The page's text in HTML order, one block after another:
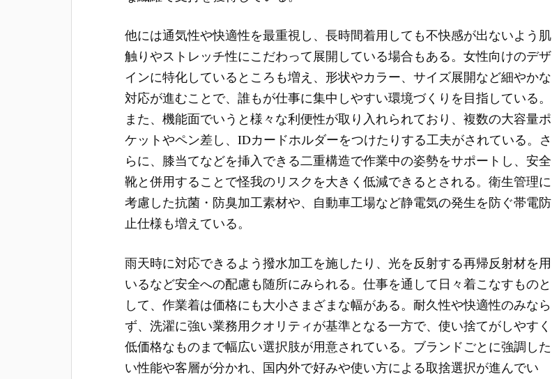
他には通気性や快適性を最重視し、長時間着用しても不快感が出ないよう肌
触りやストレッチ性にこだわって展開している場合もある。女性向けのデザ
インに特化しているところも増え、形状やカラー、サイズ展開など細やかな
対応が進むことで、誰もが仕事に集中しやすい環境づくりを目指している。
また、機能面でいうと様々な利便性が取り入れられており、複数の大容量ポ
ケットやペン差し、IDカードホルダーをつけたりする工夫がされている。さ
らに、膝当てなどを挿入できる二重構造で作業中の姿勢をサポートし、安全
靴と併用することで怪我のリスクを大きく低減できるとされる。衛生管理に
考慮した抗菌・防臭加工素材や、自動車工場など静電気の発生を防ぐ帯電防
止仕様も増えている。
雨天時に対応できるよう撥水加工を施したり、光を反射する再帰反射材を用
いるなど安全への配慮も随所にみられる。仕事を通して日々着こなすものと
して、作業着は価格にも大小さまざまな幅がある。耐久性や快適性のみなら
ず、洗濯に強い業務用クオリティが基準となる一方で、使い捨てがしやすく
低価格なものまで幅広い選択肢が用意されている。ブランドごとに強調した
い性能や客層が分かれ、国内外で好みや使い方による取捨選択が進んでい